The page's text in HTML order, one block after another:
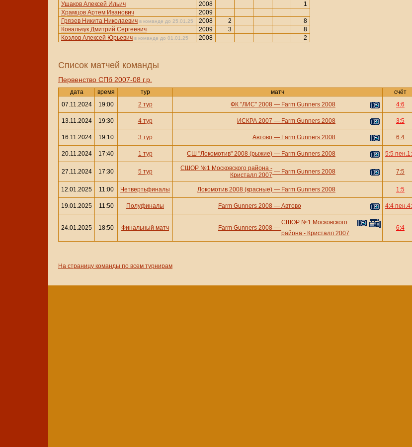
Ушаков Алексей Ильич
2008
1
Храмцов Артем Иванович
2009
Грязев Никита Николаевич в команде до 25.01.25 2008 2
8
Ковальчук Дмитрий Сергеевич
2009 3
8
Козлов Алексей Юрьевич в команде до 01.01.25 2008 2
Cписок матчей команды
Первенство СПб 2007-08 г.р.
дата время тур матч
счёт
07.11.2024
19:00 2 тур ФК "ЛИС" 2008 — Farm Gunners 2008 4:6
13.11.2024 19:30 4 тур ИСКРА 2007 — Farm Gunners 2008 3:5
16.11.2024 19:10 3 тур Автово — Farm Gunners 2008 6:4
20.11.2024 17:40 1 тур СШ "Локомотив" 2008 (рыжие) — Farm Gunners 2008 5:5
27.11.2024 17:30 5 тур
СШОР №1 Московского района -
Кристалл 2007 — Farm Gunners 2008 7:5
12.01.2025 11:00 Четвертьфиналы Локомотив 2008 (красные) — Farm Gunners 2008 1:5
19.01.2025 11:50 Полуфиналы Farm Gunners 2008 — Автово 4:4
24.01.2025 18:50 Финальный матч Farm Gunners 2008 —
СШОР №1 Московского
района - Кристалл 2007
6:4
На страницу команды по всем турнирам